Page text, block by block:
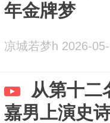
年金牌梦
凉城若梦h 2026-
从第十二
嘉男上演史